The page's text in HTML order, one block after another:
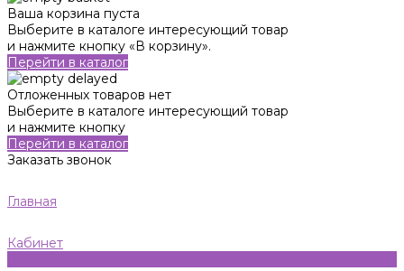
Ваша корзина пуста
Выберите в каталоге интересующий товар
и нажмите кнопку «В корзину».
Перейти в каталог
Отложенных товаров нет
Выберите в каталоге интересующий товар
и нажмите кнопку
Перейти в каталог
Заказать звонок
Главная
Кабинет